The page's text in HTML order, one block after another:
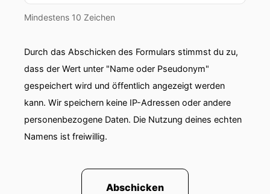
Mindestens 10 Zeichen
Durch das Abschicken des Formulars stimmst du zu,
dass der Wert unter "Name oder Pseudonym"
gespeichert wird und öffentlich angezeigt werden
kann. Wir speichern keine IP-Adressen oder andere
personenbezogene Daten. Die Nutzung deines echten
Namens ist freiwillig.
Abschicken